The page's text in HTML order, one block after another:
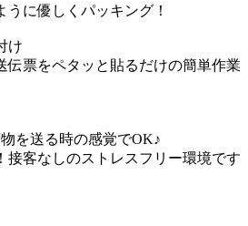
に優しくパッキング！
け
票をペタッと貼るだけの簡単作業
を送る時の感覚でOK♪
客なしのストレスフリー環境です